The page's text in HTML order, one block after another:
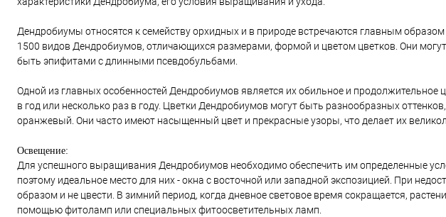
Дендробиумы относятся к семейству орхидных и в природе встречаются главным
1500 видов Дендробиумов, отличающихся размерами, формой и цветом цветков. Они
быть эпифитами с длинными псевдобульбами.
Одной из главных особенностей Дендробиумов является их обильное и продолжительное
в год или несколько раз в году. Цветки Дендробиумов могут быть разнообразных
оранжевый. Они часто имеют насыщенный цвет и прекрасные узоры, что делает их
Освещение:
Для успешного выращивания Дендробиумов необходимо обеспечить им определенные
поэтому идеальное место для них - окна с восточной или западной экспозицией. При
образом и не цвести. В зимний период, когда дневное световое время сокращается,
помощью фитоламп или специальных фитоосветительных ламп.